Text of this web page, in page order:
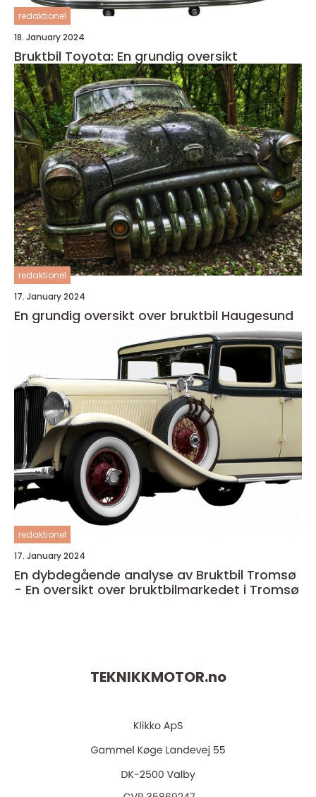
redaktionel
18. January 2024
Bruktbil Toyota: En grundig oversikt
redaktionel
17. January 2024
En grundig oversikt over bruktbil Haugesund
redaktionel
17. January 2024
En dybdegående analyse av Bruktbil Tromsø
- En oversikt over bruktbilmarkedet i Tromsø
TEKNIKKMOTOR.no